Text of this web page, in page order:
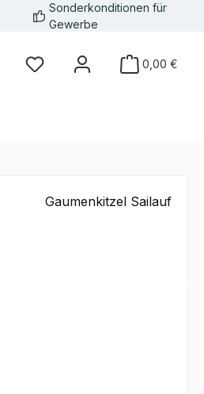
Sonderkonditionen für
Gewerbe
0,00 €
Gaumenkitzel Sailauf